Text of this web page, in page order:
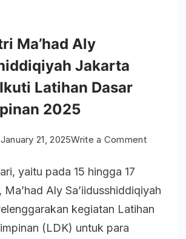
Ma’had Aly
Jakarta
Latihan Dasar
2025
January 21, 2025Write a Commenton
Aly
yaitu pada 15 hingga 17
Aly Sa’iidusshiddiqiyah
kegiatan Latihan
(LDK) untuk para